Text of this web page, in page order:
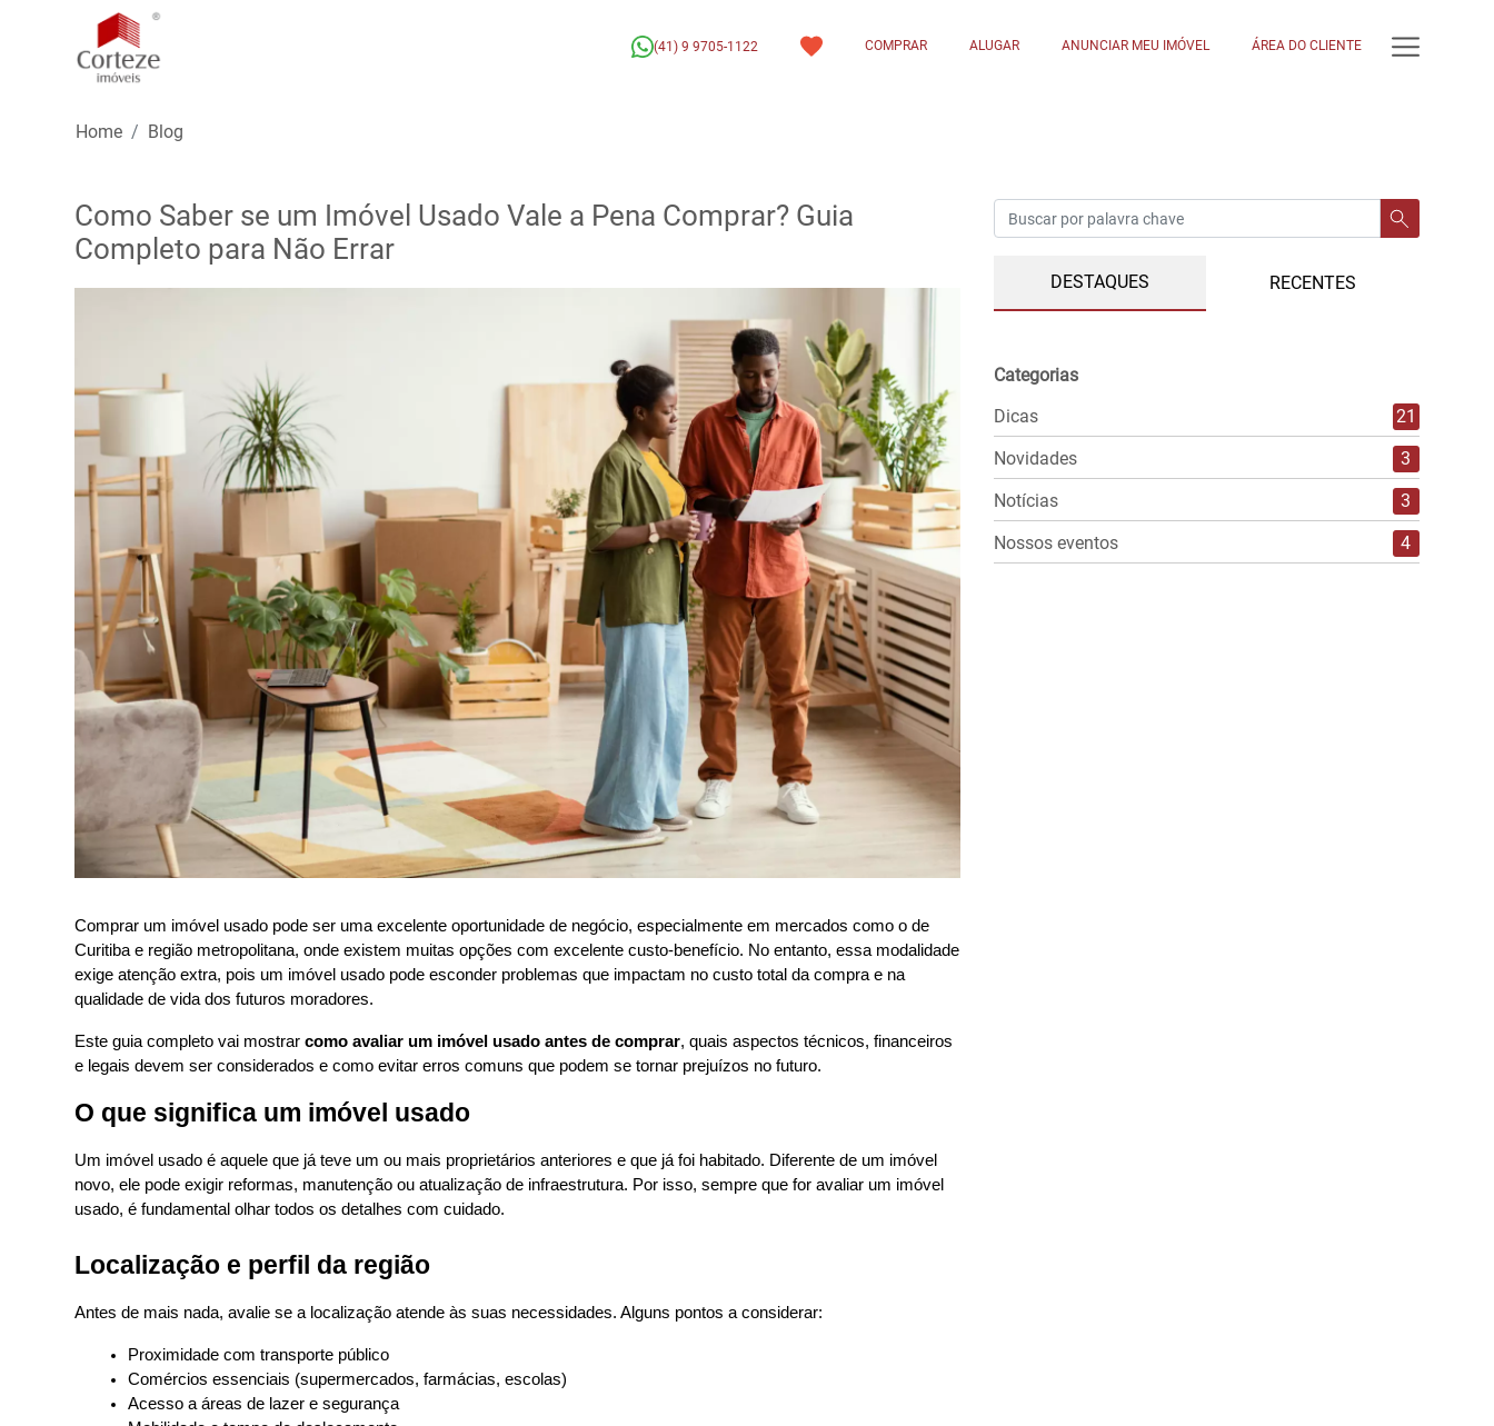
(41) 9 9705-1122 COMPRAR ALUGAR ANUNCIAR MEU IMÓVEL ÁREA DO CLIENTE
Home Blog
Como Saber se um Imóvel Usado Vale a Pena Comprar? Guia
Completo para Não Errar
Comprar um imóvel usado pode ser uma excelente oportunidade de negócio, especialmente em mercados como o de
Curitiba e região metropolitana, onde existem muitas opções com excelente custo-benefício. No entanto, essa modalidade
exige atenção extra, pois um imóvel usado pode esconder problemas que impactam no custo total da compra e na
qualidade de vida dos futuros moradores.
Este guia completo vai mostrar como avaliar um imóvel usado antes de comprar, quais aspectos técnicos, financeiros
e legais devem ser considerados e como evitar erros comuns que podem se tornar prejuízos no futuro.
O que significa um imóvel usado
Um imóvel usado é aquele que já teve um ou mais proprietários anteriores e que já foi habitado. Diferente de um imóvel
novo, ele pode exigir reformas, manutenção ou atualização de infraestrutura. Por isso, sempre que for avaliar um imóvel
usado, é fundamental olhar todos os detalhes com cuidado.
Localização e perfil da região
Antes de mais nada, avalie se a localização atende às suas necessidades. Alguns pontos a considerar:
Proximidade com transporte público
Comércios essenciais (supermercados, farmácias, escolas)
Acesso a áreas de lazer e segurança
DESTAQUES RECENTES
Categorias
Dicas
21
Novidades
3
Notícias
3
Nossos eventos
4